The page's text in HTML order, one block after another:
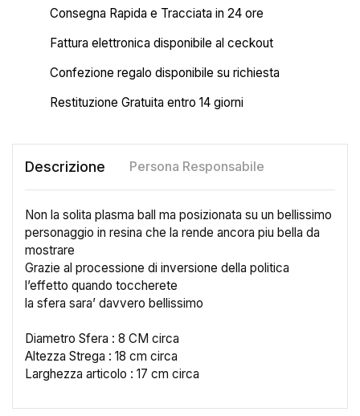
Consegna Rapida e Tracciata in 24 ore
Fattura elettronica disponibile al ceckout
Confezione regalo disponibile su richiesta
Restituzione Gratuita entro 14 giorni
Descrizione Persona Responsabile
Non la solita plasma ball ma posizionata su un bellissimo
personaggio in resina che la rende ancora piu bella da
mostrare
Grazie al processione di inversione della politica
l’effetto quando toccherete
la sfera sara’ davvero bellissimo
Diametro Sfera : 8 CM circa
Altezza Strega : 18 cm circa
Larghezza articolo : 17 cm circa
Crea lista dei desideri